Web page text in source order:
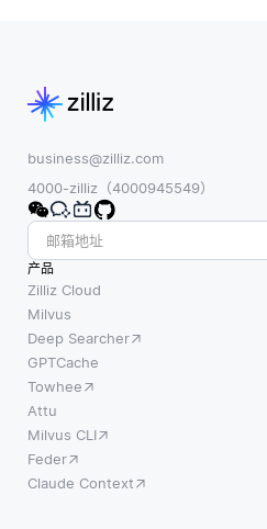
business@zilliz.com
4000-zilliz（4000945549）
产品
Zilliz Cloud
Milvus
Deep Searcher
GPTCache
Towhee
Attu
Milvus CLI
Feder
Claude Context